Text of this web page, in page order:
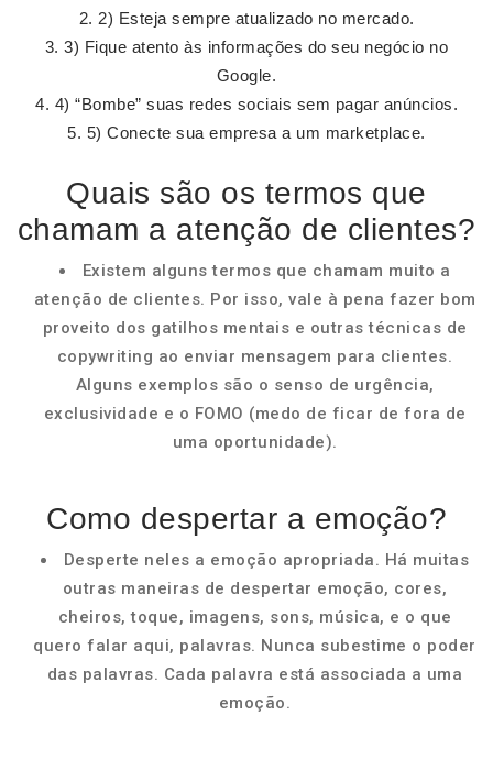
2) Esteja sempre atualizado no mercado.
3) Fique atento às informações do seu negócio no
Google.
4) “Bombe” suas redes sociais sem pagar anúncios.
5) Conecte sua empresa a um marketplace.
Quais são os termos que
chamam a atenção de clientes?
Existem alguns termos que chamam muito a
atenção de clientes. Por isso, vale à pena fazer bom
proveito dos gatilhos mentais e outras técnicas de
copywriting ao enviar mensagem para clientes.
Alguns exemplos são o senso de urgência,
exclusividade e o FOMO (medo de ficar de fora de
uma oportunidade).
Como despertar a emoção?
Desperte neles a emoção apropriada. Há muitas
outras maneiras de despertar emoção, cores,
cheiros, toque, imagens, sons, música, e o que
quero falar aqui, palavras. Nunca subestime o poder
das palavras. Cada palavra está associada a uma
emoção.